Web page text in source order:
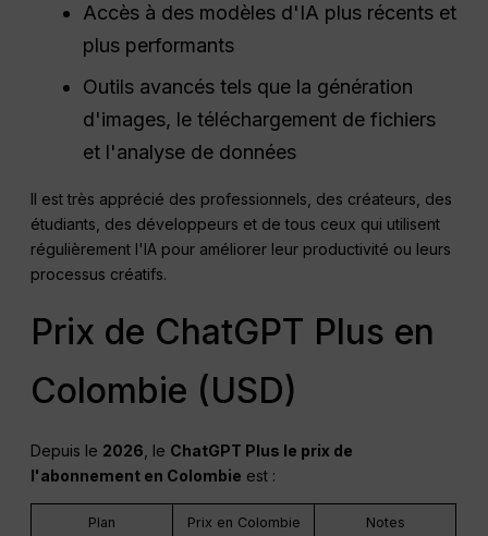
Accès à des modèles d'IA plus récents et
plus performants
Outils avancés tels que la génération
d'images, le téléchargement de fichiers
et l'analyse de données
Il est très apprécié des professionnels, des créateurs, des
étudiants, des développeurs et de tous ceux qui utilisent
régulièrement l'IA pour améliorer leur productivité ou leurs
processus créatifs.
Prix de ChatGPT Plus en
Colombie (USD)
Depuis le 2026 , le ChatGPT Plus le prix de
l'abonnement en Colombie est :
Plan
Prix en Colombie
Notes